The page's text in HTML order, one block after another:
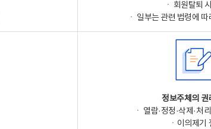
ㆍ 회원탈퇴
ㆍ 일부는 관련 법령에 따
정보주체의 권
ㆍ 열람·정정·삭제·처
ㆍ이의제기